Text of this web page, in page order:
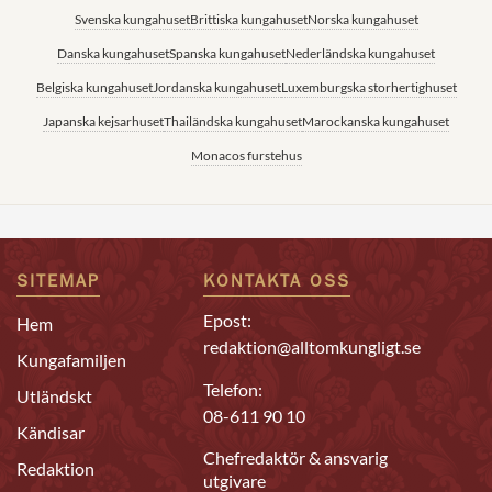
Svenska kungahusetBrittiska kungahusetNorska kungahuset
Danska kungahusetSpanska kungahusetNederländska kungahuset
Belgiska kungahusetJordanska kungahusetLuxemburgska storhertighuset
Japanska kejsarhusetThailändska kungahusetMarockanska kungahuset
Monacos furstehus
SITEMAP
Hem
Kungafamiljen
Utländskt
Kändisar
Redaktion
KONTAKTA OSS
Epost:
redaktion@alltomkungligt.se
Telefon:
08-611 90 10
Chefredaktör & ansvarig
utgivare